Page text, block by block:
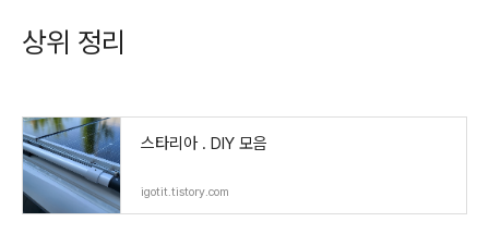
상위 정리
스타리아 . DIY 모음
igotit.tistory.com